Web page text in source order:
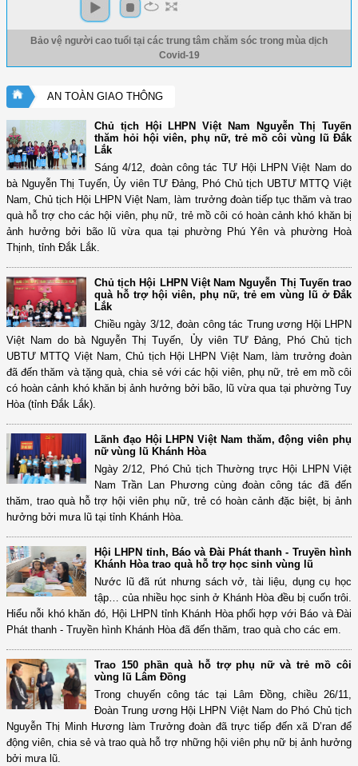
Bảo vệ người cao tuổi tại các trung tâm chăm sóc trong mùa dịch
Covid-19
AN TOÀN GIAO THÔNG
Chủ tịch Hội LHPN Việt Nam Nguyễn Thị Tuyến
thăm hỏi hội viên, phụ nữ, trẻ mồ côi vùng lũ Đắk
Lắk
Sáng 4/12, đoàn công tác TƯ Hội LHPN Việt Nam do
bà Nguyễn Thị Tuyến, Ủy viên TƯ Đảng, Phó Chủ tịch UBTƯ MTTQ Việt
Nam, Chủ tịch Hội LHPN Việt Nam, làm trưởng đoàn tiếp tục thăm và trao
quà hỗ trợ cho các hội viên, phụ nữ, trẻ mồ côi có hoàn cảnh khó khăn bị
ảnh hưởng bởi bão lũ vừa qua tại phường Phú Yên và phường Hoà
Thịnh, tỉnh Đắk Lắk.
Chủ tịch Hội LHPN Việt Nam Nguyễn Thị Tuyến trao
quà hỗ trợ hội viên, phụ nữ, trẻ em vùng lũ ở Đắk
Lắk
Chiều ngày 3/12, đoàn công tác Trung ương Hội LHPN
Việt Nam do bà Nguyễn Thị Tuyến, Ủy viên TƯ Đảng, Phó Chủ tịch
UBTƯ MTTQ Việt Nam, Chủ tịch Hội LHPN Việt Nam, làm trưởng đoàn
đã đến thăm và tặng quà, chia sẻ với các hội viên, phụ nữ, trẻ em mồ côi
có hoàn cảnh khó khăn bị ảnh hưởng bởi bão, lũ vừa qua tại phường Tuy
Hòa (tỉnh Đắk Lắk).
Lãnh đạo Hội LHPN Việt Nam thăm, động viên phụ
nữ vùng lũ Khánh Hòa
Ngày 2/12, Phó Chủ tịch Thường trực Hội LHPN Việt
Nam Trần Lan Phương cùng đoàn công tác đã đến
thăm, trao quà hỗ trợ hội viên phụ nữ, trẻ có hoàn cảnh đặc biệt, bị ảnh
hưởng bởi mưa lũ tại tỉnh Khánh Hòa.
Hội LHPN tỉnh, Báo và Đài Phát thanh - Truyền hình
Khánh Hòa trao quà hỗ trợ học sinh vùng lũ
Nước lũ đã rút nhưng sách vở, tài liệu, dụng cụ học
tập… của nhiều học sinh ở Khánh Hòa đều bị cuốn trôi.
Hiểu nỗi khó khăn đó, Hội LHPN tỉnh Khánh Hòa phối hợp với Báo và Đài
Phát thanh - Truyền hình Khánh Hòa đã đến thăm, trao quà cho các em.
Trao 150 phần quà hỗ trợ phụ nữ và trẻ mồ côi
vùng lũ Lâm Đồng
Trong chuyến công tác tại Lâm Đồng, chiều 26/11,
Đoàn Trung ương Hội LHPN Việt Nam do Phó Chủ tịch
Nguyễn Thị Minh Hương làm Trưởng đoàn đã trực tiếp đến xã D’ran để
động viên, chia sẻ và trao quà hỗ trợ những hội viên phụ nữ bị ảnh hưởng
bởi mưa lũ.